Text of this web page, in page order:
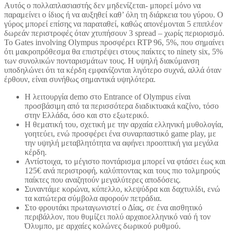
Αυτός ο πολλαπλασιαστής δεν μηδενίζεται- μπορεί μόνο να
παραμείνει ο ίδιος ή να αυξηθεί καθ’ όλη τη διάρκεια του γύρου. Ο
γύρος μπορεί επίσης να παραταθεί, καθώς απονέμονται 5 επιπλέον
δωρεάν περιστροφές όταν χτυπήσουν 3 spread – χωρίς περιορισμό.
Το Gates involving Olympus προσφέρει RTP 96, 5%, που σημαίνει
ότι μακροπρόθεσμα θα επιστρέψει στους παίκτες το ninety six, 5%
των συνολικών πονταρισμάτων τους. Η υψηλή διακύμανση
υποδηλώνει ότι τα κέρδη εμφανίζονται λιγότερο συχνά, αλλά όταν
έρθουν, είναι συνήθως σημαντικά υψηλότερα.
Η λειτουργία demo στο Entrance of Olympus είναι
προσβάσιμη από τα περισσότερα διαδικτυακά καζίνο, τόσο
στην Ελλάδα, όσο και στο εξωτερικό.
Η θεματική του, σχετική με την αρχαία ελληνική μυθολογία,
γοητεύει, ενώ προσφέρει ένα συναρπαστικό game play, με
την υψηλή μεταβλητότητα να αφήνει προοπτική για μεγάλα
κέρδη.
Αντίστοιχα, το μέγιστο ποντάρισμα μπορεί να φτάσει έως και
125€ ανά περιστροφή, καλύπτοντας και τους πιο τολμηρούς
παίκτες που αναζητούν μεγαλύτερες αποδόσεις.
Συναντάμε κορώνα, κύπελλο, κλεψύδρα και δαχτυλίδι, ενώ
τα κατώτερα σύμβολα αφορούν πετράδια.
Στο φρουτάκι πρωταγωνιστεί ο Δίας, σε ένα αισθητικό
περιβάλλον, που θυμίζει πολύ αρχαιοελληνικό ναό ή τον
Όλυμπο, με αρχαίες κολώνες δωρικού ρυθμού.